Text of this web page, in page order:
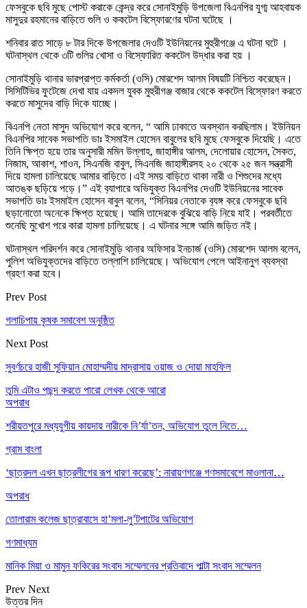
ফেসবুকে ছবি মুছে পোস্ট করাকে কেন্দ্র করে সোনাইমুড়ি উপজেলা বিএনপির যুগ্ম আহবায়ক
মাসুদুর রহমানের বাড়িতে গুলি ও ককটেল বিস্ফোরণের ঘটনা ঘটেছে ।
শনিবার রাত সাড়ে ৮ টার দিকে উপজেলার দেওটি ইউনিয়নের মুহুরীগঞ্জে এ ঘটনা ঘটে ।
ঘটনাস্থল থেকে ৩টি গুলির খোসা ও বিস্ফোরিত ককটেল উদ্ধার করা হয় ।
সোনাইমুড়ি থানার ভারপ্রাপ্ত কর্মকর্তা (ওসি) মোরশেদ আলম বিষয়টি নিশ্চিত করেছেন।
সিসিটিভির ফুটেজে দেখা যায় একদল যুবক মুহুরীগঞ্জ বাজার থেকে ককটেল বিস্ফোরণ করতে
করতে মাসুদের বাড়ি দিকে যাচ্ছে।
বিএনপি নেতা মাসুদ অভিযোগ করে বলেন, “ আমি ঢাকাতে অবস্থান করছিলাম। ইউনিয়ন
বিএনপির সাবেক সভাপতি ডাঃ ইসমাইল হোসেন বাবুলের ছবি মুছে ফেসবুকে দিয়েছি। এতে
তিনি ক্ষিপ্ত হয়ে তার অনুসারী মমিন উল্লাহ, জাহাঙ্গীর আলম, দেলোয়ার হোসেন, সৈকত,
নিজাম, আকাশ, শাওন, সিএনজি বাবুল, সিএনজি জাহাঙ্গীরসহ ২০ থেকে ২৫ জন সন্ত্রাসী
দিয়ে হামলা চালিয়েছে আমার বাড়িতে।এই সময় বাড়িতে থাকা নারী ও শিশুদের মধ্যে
আতঙ্ক ছড়িয়ে পড়ে।” এই ব‍্যাপারে অভিযুক্ত বিএনপির দেওটি ইউনিয়নের সাবেক
সভাপতি ডাঃ ইসমাইল হোসেন বাবুল বলেন, “সিনিয়র নেতাকে ব‍্যঙ্গ করে ফেসবুকে ছবি
ছড়ানোতো অনেকে ক্ষিপ্ত হয়েছে। আমি তাদেরকে বুঝিয়ে বাড়ি নিয়ে যাই। পরবর্তীতে
শুনেছি মুখোশ পরে কারা হামলা চালিয়েছে। এ ঘটনার সঙ্গে আমি জড়িত নই।
ঘটনাস্থল পরিদর্শন করে সোনাইমুড়ি থানার অফিসার ইনচার্জ (ওসি) মোরশেদ আলম বলেন,
পুলিশ অভিযুক্তদের বাড়িতে তল্লাশি চালিয়েছে। অভিযোগ পেলে আইনানুগ ব্যবস্থা
গ্রহণ করা হবে।
Prev Post
গলাচিপায় কৃষক সমাবেশ অনুষ্ঠিত
Next Post
সুবর্ণচরে হাজী সুফিয়ান মোহাম্মদীয় মাদ্রাসায় ওয়াজ ও দোয়া মাহফিল
তুমি এটাও পছন্দ করতে পারো লেখক থেকে আরো
অপরাধ
শরীয়তপুরে মধ্যযুগীয় কায়দায় নারীকে নি’র্যা’তন, অভিযোগ তুলে নিতে…
গ্রাম বাংলা
‘ছাত্রদল এখন ছাত্রলীগের রূপ ধারণ করেছে’: নারায়ণগঞ্জে গণসমাবেশে মাওলানা…
অপরাধ
তোলারাম কলেজ ছাত্রাবাসে হা’মলা-লু’টপাটের অভিযোগ
গণমাধ্যম
মানিক মিয়া ও মামুন ফকিরের সংবাদ সম্মেলনের প্রতিবাদে পাল্টা সংবাদ সম্মেলন
Prev Next
উত্তর দিন